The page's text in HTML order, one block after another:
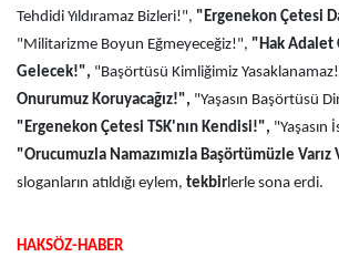
Tehdidi Yıldıramaz Bizleri!", "Ergenekon Çetesi
"Militarizme Boyun Eğmeyeceğiz!", "Hak Adalet
Gelecek!", "Başörtüsü Kimliğimiz
Onurumuz Koruyacağız!", "Yaşasın Başörtüsü
"Ergenekon Çetesi TSK'nın Kendisi!",
"Orucumuzla Namazımızla Başörtümüzle Varız
sloganların atıldığı eylem, tekbirlerle sona erdi.
HAKSÖZ-HABER